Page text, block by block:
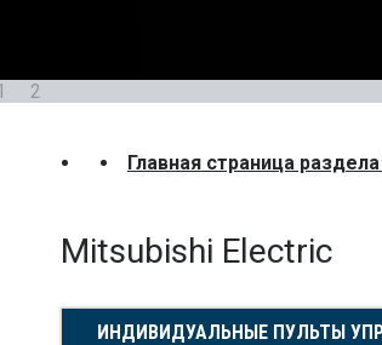
2
Главная страница
Mitsubishi Electric
ИНДИВИДУАЛЬНЫЕ ПУЛЬТЫ